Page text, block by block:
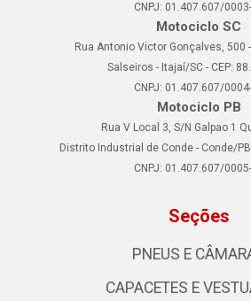
CNPJ: 01.407.607/
Motociclo SC
Rua Antonio Victor Gonçalves, 500
Salseiros - Itajaí/SC - CEP:
CNPJ: 01.407.607/
Motociclo PB
Rua V Local 3, S/N Galpao 1
Distrito Industrial de Conde - Conde/PB
CNPJ: 01.407.607/
Seções
PNEUS E
CAPACETES E